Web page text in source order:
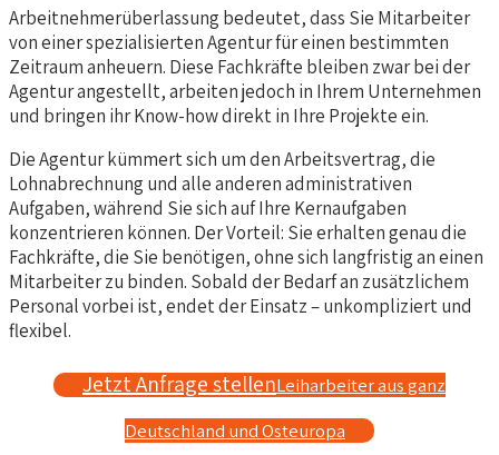
Arbeitnehmerüberlassung bedeutet, dass Sie Mitarbeiter
von einer spezialisierten Agentur für einen bestimmten
Zeitraum anheuern. Diese Fachkräfte bleiben zwar bei der
Agentur angestellt, arbeiten jedoch in Ihrem Unternehmen
und bringen ihr Know-how direkt in Ihre Projekte ein.
Die Agentur kümmert sich um den Arbeitsvertrag, die
Lohnabrechnung und alle anderen administrativen
Aufgaben, während Sie sich auf Ihre Kernaufgaben
konzentrieren können. Der Vorteil: Sie erhalten genau die
Fachkräfte, die Sie benötigen, ohne sich langfristig an einen
Mitarbeiter zu binden. Sobald der Bedarf an zusätzlichem
Personal vorbei ist, endet der Einsatz – unkompliziert und
flexibel.
Jetzt Anfrage stellenLeiharbeiter aus ganz
Deutschland und Osteuropa